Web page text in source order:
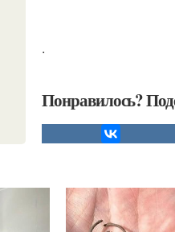
.
Понравилось?